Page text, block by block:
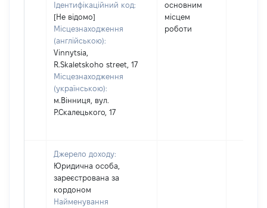
Ідентифікаційний код:
[Не відомо]
Місцезнаходження
(англійською):
Vinnytsia,
R.Skaletskoho street, 17
Місцезнаходження
(українською):
м.Вінниця, вул.
Р.Скалецького, 17
основним
місцем
роботи
Джерело доходу:
Юридична особа,
зареєстрована за
кордоном
Найменування